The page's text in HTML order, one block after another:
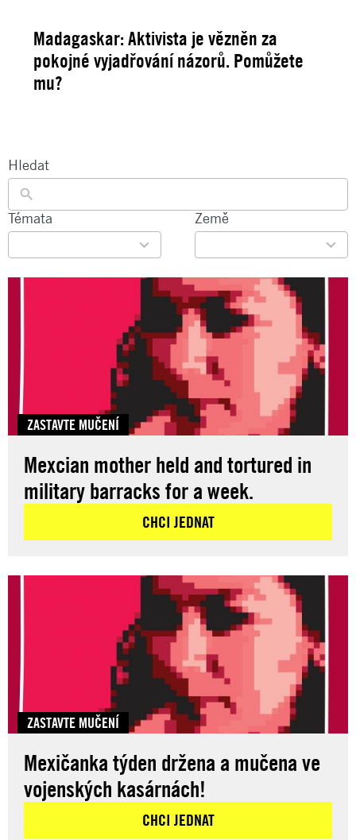
Madagaskar: Aktivista je vězněn za
pokojné vyjadřování názorů. Pomůžete
mu?
Hledat
Témata
22
results
Země
135
results
ZASTAVTE MUČENÍ
Mexcian mother held and tortured in
military barracks for a week.
CHCI JEDNAT
ZASTAVTE MUČENÍ
Mexičanka týden držena a mučena ve
vojenských kasárnách!
CHCI JEDNAT